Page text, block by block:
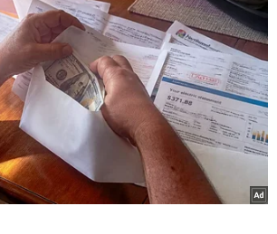
của các đơn vị. (Ảnh: Tuấn Anh/TTXVN)